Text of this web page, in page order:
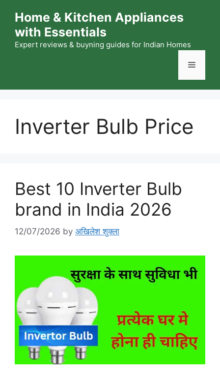
content
Home & Kitchen Appliances
with Essentials
Expert reviews & buyning guides for Indian Homes
Menu
Inverter Bulb Price
Best 10 Inverter Bulb
brand in India 2026
12/07/2026 by अखिलेश शुक्ला